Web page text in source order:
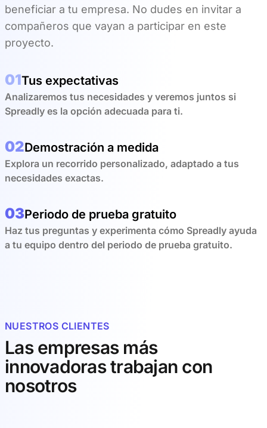
beneficiar a tu empresa. No dudes en invitar a
compañeros que vayan a participar en este
proyecto.
01Tus expectativas
Analizaremos tus necesidades y veremos juntos si
Spreadly es la opción adecuada para ti.
02Demostración a medida
Explora un recorrido personalizado, adaptado a tus
necesidades exactas.
03Periodo de prueba gratuito
Haz tus preguntas y experimenta cómo Spreadly ayuda
a tu equipo dentro del periodo de prueba gratuito.
NUESTROS CLIENTES
Las empresas más
innovadoras trabajan con
nosotros